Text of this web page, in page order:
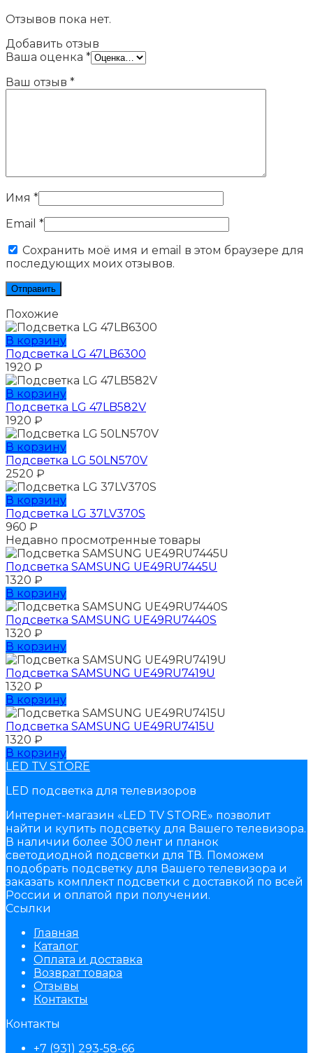
Отзывов пока нет.
Добавить отзыв
Ваша оценка *
Ваш отзыв *
Имя *
Email *
Сохранить моё имя и email в этом браузере для
последующих моих отзывов.
Похожие
В корзину
Подсветка LG 47LB6300
1920 ₽
В корзину
Подсветка LG 47LB582V
1920 ₽
В корзину
Подсветка LG 50LN570V
2520 ₽
В корзину
Подсветка LG 37LV370S
960 ₽
Недавно просмотренные товары
Подсветка SAMSUNG UЕ49RU7445U
1320 ₽
В корзину
Подсветка SAMSUNG UЕ49RU7440S
1320 ₽
В корзину
Подсветка SAMSUNG UЕ49RU7419U
1320 ₽
В корзину
Подсветка SAMSUNG UЕ49RU7415U
1320 ₽
В корзину
LED TV STORE
LED подсветка для телевизоров
Интернет-магазин «LED TV STORE» позволит
найти и купить подсветку для Вашего телевизора.
В наличии более 300 лент и планок
светодиодной подсветки для ТВ. Поможем
подобрать подсветку для Вашего телевизора и
заказать комплект подсветки с доставкой по всей
России и оплатой при получении.
Ссылки
Главная
Каталог
Оплата и доставка
Возврат товара
Отзывы
Контакты
Контакты
+7 (931) 293-58-66